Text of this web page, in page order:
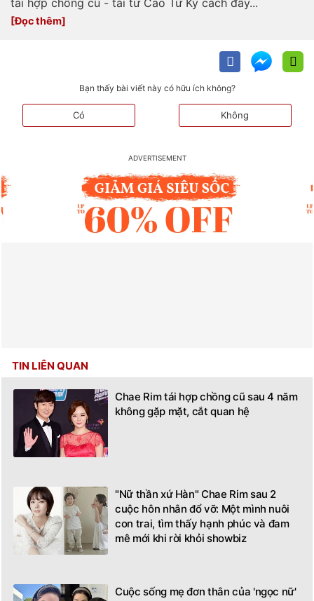
Bạn thấy bài viết này có hữu ích không?
Có Không
TIN LIÊN QUAN
Chae Rim tái hợp chồng cũ sau 4 năm
không gặp mặt, cắt quan hệ
"Nữ thần xứ Hàn" Chae Rim sau 2
cuộc hôn nhân đổ vỡ: Một mình nuôi
con trai, tìm thấy hạnh phúc và đam
mê mới khi rời khỏi showbiz
Cuộc sống mẹ đơn thân của 'ngọc nữ'